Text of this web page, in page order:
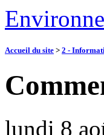
Accueil du site > 2 -
lundi 8